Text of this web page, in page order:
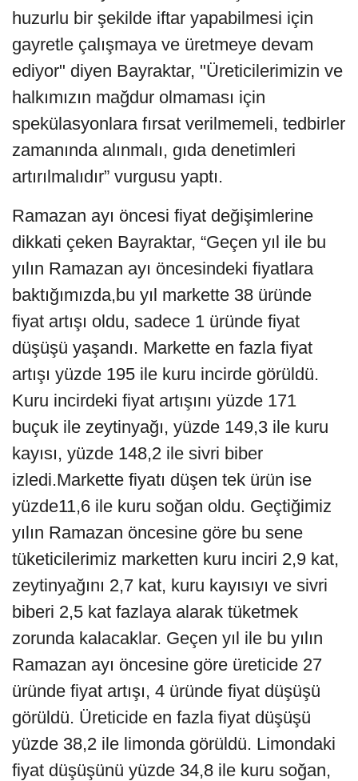
huzurlu bir şekilde iftar yapabilmesi için
gayretle çalışmaya ve üretmeye devam
ediyor" diyen Bayraktar, "Üreticilerimizin ve
halkımızın mağdur olmaması için
spekülasyonlara fırsat verilmemeli, tedbirler
zamanında alınmalı, gıda denetimleri
artırılmalıdır” vurgusu yaptı.
Ramazan ayı öncesi fiyat değişimlerine
dikkati çeken Bayraktar, “Geçen yıl ile bu
yılın Ramazan ayı öncesindeki fiyatlara
baktığımızda,bu yıl markette 38 üründe
fiyat artışı oldu, sadece 1 üründe fiyat
düşüşü yaşandı. Markette en fazla fiyat
artışı yüzde 195 ile kuru incirde görüldü.
Kuru incirdeki fiyat artışını yüzde 171
buçuk ile zeytinyağı, yüzde 149,3 ile kuru
kayısı, yüzde 148,2 ile sivri biber
izledi.Markette fiyatı düşen tek ürün ise
yüzde11,6 ile kuru soğan oldu. Geçtiğimiz
yılın Ramazan öncesine göre bu sene
tüketicilerimiz marketten kuru inciri 2,9 kat,
zeytinyağını 2,7 kat, kuru kayısıyı ve sivri
biberi 2,5 kat fazlaya alarak tüketmek
zorunda kalacaklar. Geçen yıl ile bu yılın
Ramazan ayı öncesine göre üreticide 27
üründe fiyat artışı, 4 üründe fiyat düşüşü
görüldü. Üreticide en fazla fiyat düşüşü
yüzde 38,2 ile limonda görüldü. Limondaki
fiyat düşüşünü yüzde 34,8 ile kuru soğan,